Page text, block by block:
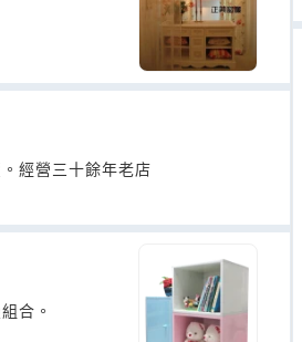
經營三十餘年老店
合。